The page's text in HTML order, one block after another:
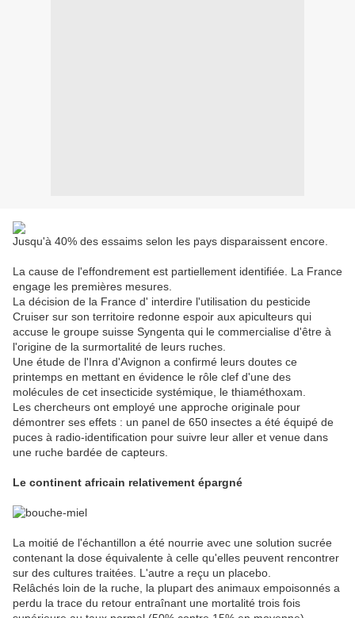
Jusqu'à 40% des essaims selon les pays disparaissent encore
La cause de l'effondrement est partiellement identifiée. La France
engage les premières mesures.
La décision de la France d' interdire l'utilisation du pesticide
Cruiser sur son territoire redonne espoir aux apiculteurs qui
accuse le groupe suisse Syngenta qui le commercialise d'être à
l'origine de la surmortalité de leurs ruches.
Une étude de l'Inra d'Avignon a confirmé leurs doutes ce
printemps en mettant en évidence le rôle clef d'une des
molécules de cet insecticide systémique, le thiaméthoxam.
Les chercheurs ont employé une approche originale pour
démontrer ses effets : un panel de 650 insectes a été équipé de
puces à radio-identification pour suivre leur aller et venue dans
une ruche bardée de capteurs.
Le continent africain relativement épargné
La moitié de l'échantillon a été nourrie avec une solution sucrée
contenant la dose équivalente à celle qu'elles peuvent rencontrer
sur des cultures traitées. L'autre a reçu un placebo.
Relâchés loin de la ruche, la plupart des animaux empoisonnés a
perdu la trace du retour entraînant une mortalité trois fois